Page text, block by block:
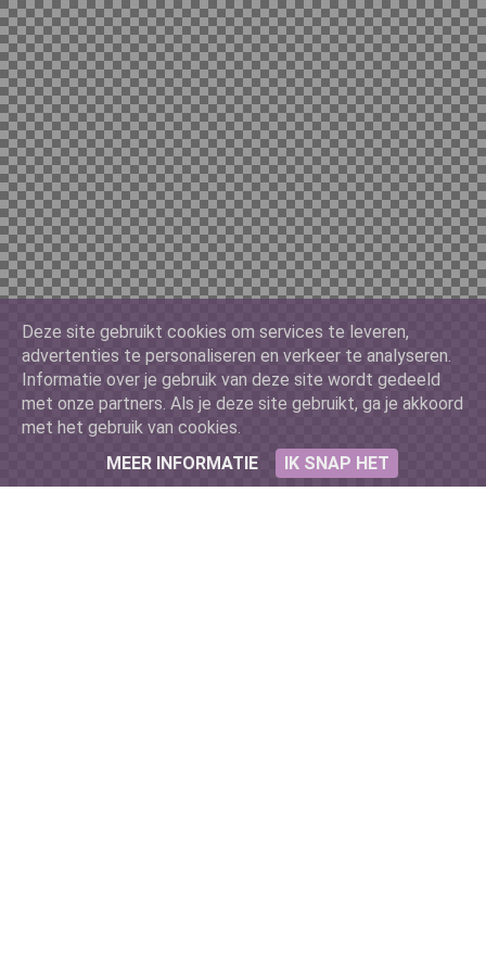
Deze site gebruikt cookies om services te leveren,
advertenties te personaliseren en verkeer te analyseren.
Informatie over je gebruik van deze site wordt gedeeld
met onze partners. Als je deze site gebruikt, ga je akkoord
met het gebruik van cookies.
MEER INFORMATIE
IK SNAP HET